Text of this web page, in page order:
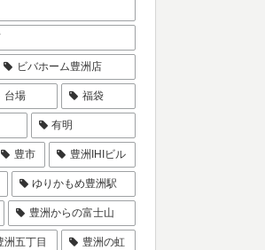
ビバホーム豊洲店
台場 福袋
有明
豊市 豊洲IHIビル
ゆりかもめ豊洲駅
豊洲からの富士山
洲五丁目 豊洲の虹